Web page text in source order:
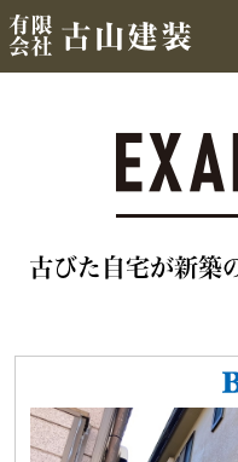
古びた自宅が新築